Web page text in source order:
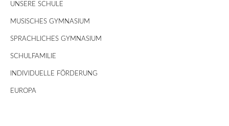
UNSERE SCHULE
MUSISCHES GYMNASIUM
SPRACHLICHES GYMNASIUM
SCHULFAMILIE
INDIVIDUELLE FÖRDERUNG
EUROPA